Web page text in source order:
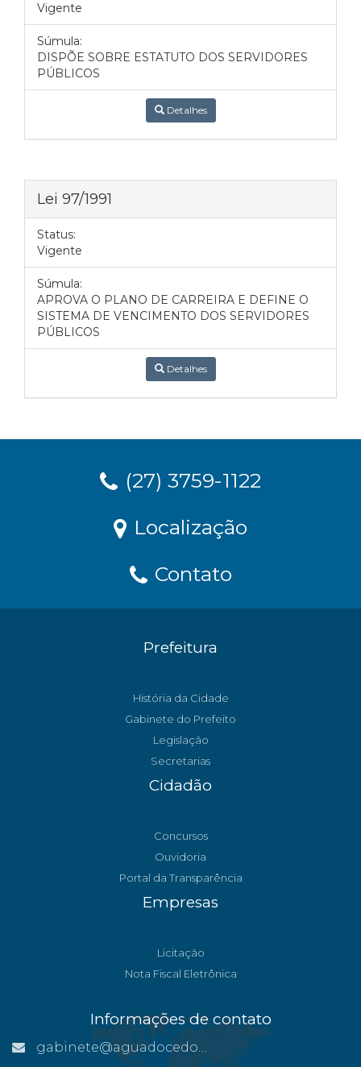
Vigente
Súmula:
DISPÕE SOBRE ESTATUTO DOS SERVIDORES
PÚBLICOS
Detalhes
Lei 97/1991
Status:
Vigente
Súmula:
APROVA O PLANO DE CARREIRA E DEFINE O
SISTEMA DE VENCIMENTO DOS SERVIDORES
PÚBLICOS
Detalhes
(27) 3759-1122
Localização
Contato
Prefeitura
História da Cidade
Gabinete do Prefeito
Legislação
Secretarias
Cidadão
Concursos
Ouvidoria
Portal da Transparência
Empresas
Licitação
Nota Fiscal Eletrônica
Informações de contato
gabinete@aguadocedonorte.es.gov.br